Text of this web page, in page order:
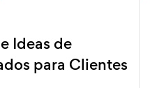
Ideas de
para Clientes